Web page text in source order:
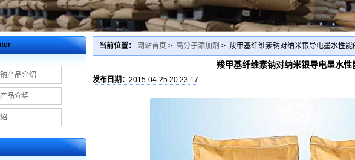
产品介绍
品介绍
当前位置： 网站首页 > 高分子添加剂 > 羧甲基纤维素钠对纳米银导电墨水性能
羧甲基纤维素钠对纳米银导电墨水性
发布日期： 2015-04-25 20:23:17